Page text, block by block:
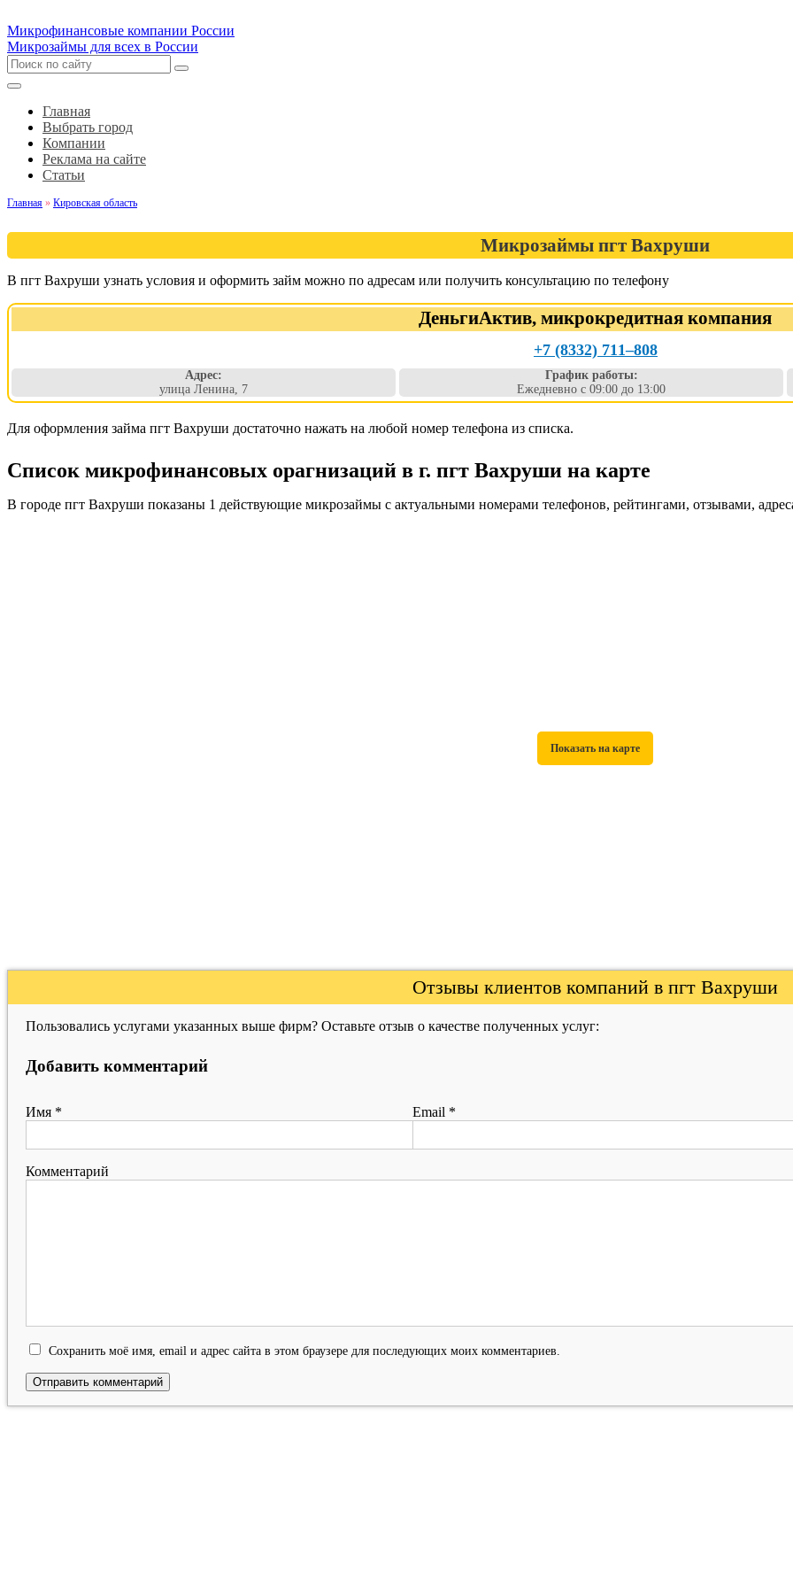
Микрофинансовые компании России
Микрозаймы для всех в России
Главная
Выбрать город
Компании
Реклама на сайте
Статьи
Главная » Кировская область
Микрозаймы пгт Вахруши
В пгт Вахруши узнать условия и оформить займ можно по адресам или получить консультацию по телефону
ДеньгиАктив, микрокредитная компания
+7 (8332) 711‒808
Адрес:
улица Ленина, 7
График работы:
Ежедневно с 09:00 до 13:00
Для оформления займа пгт Вахруши достаточно нажать на любой номер телефона из списка.
Список микрофинансовых орагнизаций в г. пгт Вахруши на карте
В городе пгт Вахруши показаны 1 действующие микрозаймы с актуальными номерами телефонов, рейтингами, отзывами,
Отзывы клиентов компаний в пгт Вахруши
Пользовались услугами указанных выше фирм? Оставьте отзыв о качестве полученных услуг:
Добавить комментарий
Имя * Email *
Комментарий
Сохранить моё имя, email и адрес сайта в этом браузере для последующих моих комментариев.